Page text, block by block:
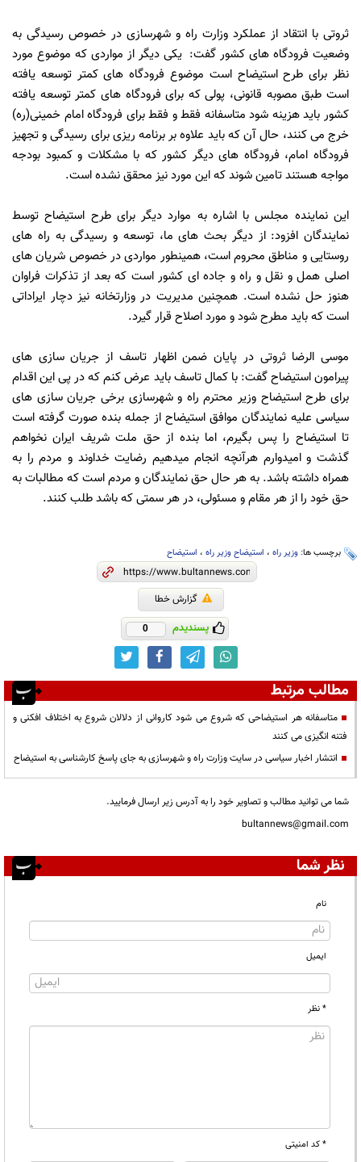
ثروتی با انتقاد از عملکرد وزارت راه و شهرسازی در خصوص رسیدگی به
وضعیت فرودگاه های کشور گفت: یکی دیگر از مواردی که موضوع مورد
نظر برای طرح استیضاح است موضوع فرودگاه های کمتر توسعه یافته
است طبق مصوبه قانونی، پولی که برای فرودگاه های کمتر توسعه یافته
کشور باید هزینه شود متاسفانه فقط و فقط برای فرودگاه امام خمینی(ره)
خرج می کنند، حال آن که باید علاوه بر برنامه ریزی برای رسیدگی و تجهیز
فرودگاه امام، فرودگاه های دیگر کشور که با مشکلات و کمبود بودجه
مواجه هستند تامین شوند که این مورد نیز محقق نشده است.
این نماینده مجلس با اشاره به موارد دیگر برای طرح استیضاح توسط
نمایندگان افزود: از دیگر بحث های ما، توسعه و رسیدگی به راه های
روستایی و مناطق محروم است، همینطور مواردی در خصوص شریان های
اصلی همل و نقل و راه و جاده ای کشور است که بعد از تذکرات فراوان
هنوز حل نشده است. همچنین مدیریت در وزارتخانه نیز دچار ایراداتی
است که باید مطرح شود و مورد اصلاح قرار گیرد.
موسی الرضا ثروتی در پایان ضمن اظهار تاسف از جریان سازی های
پیرامون استیضاح گفت: با کمال تاسف باید عرض کنم که در پی این اقدام
برای طرح استیضاح وزیر محترم راه و شهرسازی برخی جریان سازی های
سیاسی علیه نمایندگان موافق استیضاح از جمله بنده صورت گرفته است
تا استیضاح را پس بگیرم، اما بنده از حق ملت شریف ایران نخواهم
گذشت و امیدوارم هرآنچه انجام میدهیم رضایت خداوند و مردم را به
همراه داشته باشد. به هر حال حق نمایندگان و مردم است که مطالبات به
حق خود را از هر مقام و مسئولی، در هر سمتی که باشد طلب کنند.
برچسب ها: وزیر راه ، استیضاح وزیر راه ، استیضاح
گزارش خطا
پسندیدم 0
مطالب مرتبط
متاسفانه هر استیضاحی که شروع می شود کاروانی از دلالان شروع به اختلاف افکنی و
فتنه انگیزی می کنند
انتشار اخبار سیاسی در سایت وزارت راه و شهرسازی به جای پاسخ کارشناسی به استیضاح
شما می توانید مطالب و تصاویر خود را به آدرس زیر ارسال فرمایید.
bultannews@gmail.com
نظر شما
نام
ایمیل
* نظر
* کد امنیتی